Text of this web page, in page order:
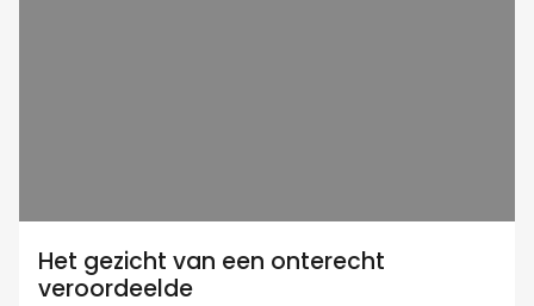
Het gezicht van een onterecht
veroordeelde